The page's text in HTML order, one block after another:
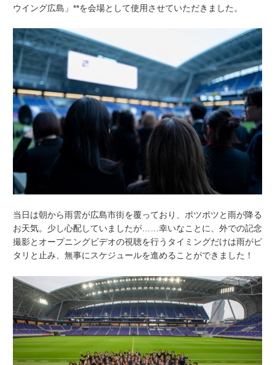
ウイング広島」**を会場として使用させていただきました。
当日は朝から雨雲が広島市街を覆っており、ポツポツと雨が降る
お天気。少し心配していましたが……幸いなことに、外での記念
撮影とオープニングビデオの視聴を行うタイミングだけは雨がピ
タリと止み、無事にスケジュールを進めることができました！